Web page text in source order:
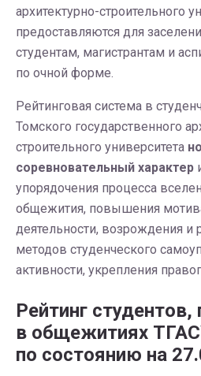
архитектурно-строительного
предоставляются для
студентам, магистрантам и
по очной форме.
Рейтинговая система в
Томского государственного
строительного университета
соревновательный характер
упорядочения процесса
общежития, повышения
деятельности, возрождения и
методов студенческого
активности, укрепления
Рейтинг
в общежитиях
по состоянию на